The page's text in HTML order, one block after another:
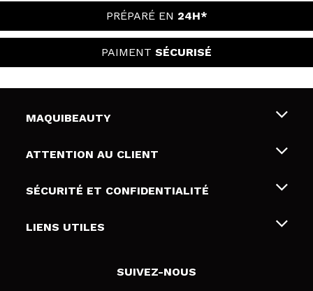
PRÉPARÉ EN 24H*
PAIMENT SÉCURISÉ
MAQUIBEAUTY
Qui sommes nous
Cartes-cadeaux
ATTENTION AU CLIENT
Livraison & retour
Modes de paiement
SÉCURITÉ ET CONFIDENTIALITÉ
Conditions et confidentialité
LIENS UTILES
SUIVEZ-NOUS